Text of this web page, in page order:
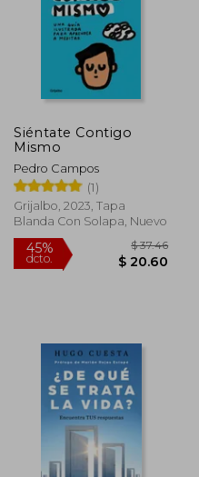
dcto.
Siéntate Contigo
Mismo
Pedro Campos
(1)
Grijalbo, 2023, Tapa
Blanda Con Solapa, Nuevo